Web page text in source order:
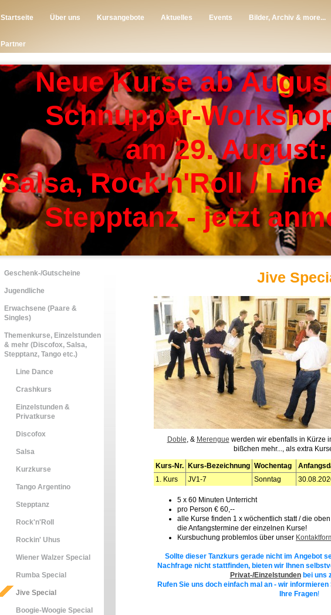
Startseite Über uns Kursangebote Aktuelles Events Bilder, Archiv & more...
Partner
Neue Kurse ab
Schnupper-
am 29. August:
Salsa, Rock'n'Roll /
Stepptanz - jetzt
Geschenk-/Gutscheine
Jugendliche
Erwachsene (Paare &
Singles)
Themenkurse, Einzelstunden
& mehr (Discofox, Salsa,
Stepptanz, Tango etc.)
Line Dance
Crashkurs
Einzelstunden &
Privatkurse
Discofox
Salsa
Kurzkurse
Tango Argentino
Stepptanz
Rock'n'Roll
Rockin' Uhus
Wiener Walzer Special
Rumba Special
Jive Special
Boogie-Woogie Special
Jive
Doble, & Merengue werden wir ebenfalls in Kürze
bißchen mehr..., als extra
Kurs-Nr. Kurs-Bezeichnung Wochentag
1. Kurs
JV1-7 Sonntag
5 x 60 Minuten Unterricht
pro Person € 60,--
alle Kurse finden 1 x wöchentlich statt / die
die Anfangstermine der einzelnen Kurse!
Kursbuchung problemlos über unser
Sollte dieser Tanzkurs gerade nicht im Angebot
Nachfrage nicht stattfinden, bieten wir Ihnen
Privat-/Einzelstundenbei uns
Rufen Sie uns doch einfach mal an - wir
Ihre Fragen!